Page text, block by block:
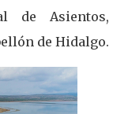
de Asientos,
de Hidalgo.